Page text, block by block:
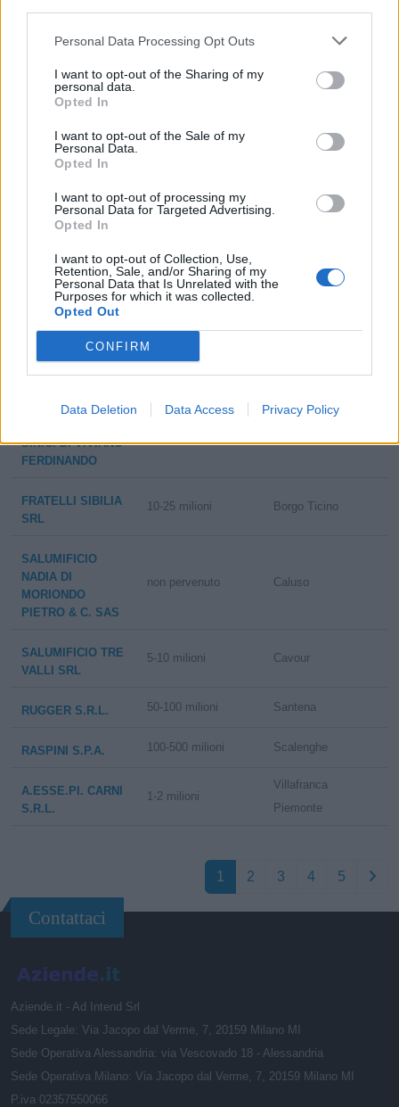
Personal Data Processing Opt Outs
I want to opt-out of the Sharing of my
personal data.
Opted In
I want to opt-out of the Sale of my
Personal Data.
Opted In
I want to opt-out of processing my
Personal Data for Targeted Advertising.
Opted In
I want to opt-out of Collection, Use,
Retention, Sale, and/or Sharing of my
Personal Data that Is Unrelated with the
Purposes for which it was collected.
Opted Out
CONFIRM
Data Deletion Data Access Privacy Policy
SUBALPINO S.P.A.
MARCHISIO -
SOCIETA' A
RESPONSABILITA'
1-2 milioni
BUDELLERIA
MONVISO S.A.S.
MAURIZIO E C.
SIGLABILE
SALUMIFICIO
MARTINO DI
MARTINO
GIORGIO E FIGLI
SNC
non pervenuto Savigliano
10-25 milioni
SALUMIFICIO
S.N.C. DI VIVIANO
FERDINANDO
FRATELLI SIBILIA
SRL
10-25 milioni Borgo Ticino
SALUMIFICIO
NADIA DI
MORIONDO
PIETRO & C. SAS
non pervenuto Caluso
SALUMIFICIO TRE
VALLI SRL
5-10 milioni Cavour
RUGGER S.R.L. 50-100 milioni Santena
RASPINI S.P.A. 100-500 milioni Scalenghe
A.ESSE.PI. CARNI
S.R.L.
1-2 milioni
Villafranca
Piemonte
1 2 3 4 5
Contattaci
Aziende.it - Ad Intend Srl
Sede Legale: Via Jacopo dal Verme, 7, 20159 Milano MI
Sede Operativa Alessandria: via Vescovado 18 - Alessandria
Sede Operativa Milano: Via Jacopo dal Verme, 7, 20159 Milano MI
P.iva 02357550066